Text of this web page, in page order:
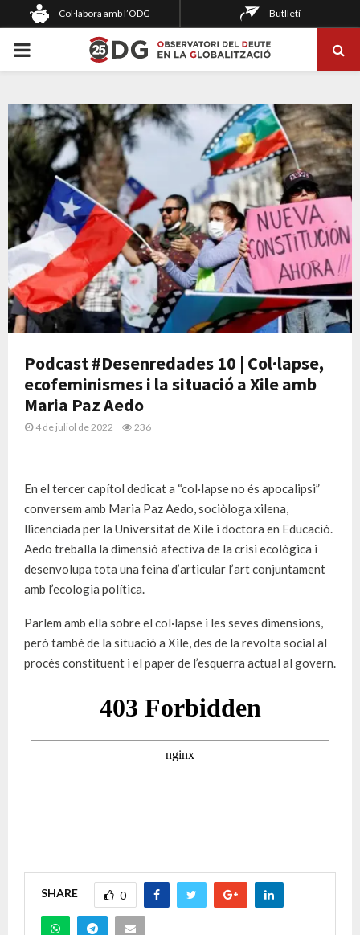
Col·labora amb l’ODG Butlletí
PRIMARY
Podcast #Desenredades 10 | Col·lapse,
ecofeminismes i la situació a Xile amb
Maria Paz Aedo
4 de juliol de 2022 236
En el tercer capítol dedicat a “col·lapse no és apocalipsi”
conversem amb Maria Paz Aedo, sociòloga xilena,
llicenciada per la Universitat de Xile i doctora en Educació.
Aedo treballa la dimensió afectiva de la crisi ecològica i
desenvolupa tota una feina d’articular l’art conjuntament
amb l’ecologia política.
Parlem amb ella sobre el col·lapse i les seves dimensions,
però també de la situació a Xile, des de la revolta social al
procés constituent i el paper de l’esquerra actual al govern.
SHARE 0